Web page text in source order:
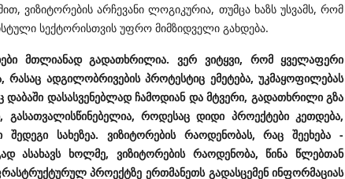
ვიზიტორების არჩევანი ლოგიკურია, თუმცა ხაზს უსვამს, რომ
სექტორისთვის უფრო მიმზიდველი გახდება.
მთლიანად გადათხრილია. ვერ ვიტყვი, რომ ყველაფერი
რასაც ადგილობრივების პროტესტიც ემეტება, უკმაყოფილებას
დასასვენებლად ჩამოდიან და მტვერი, გადათხრილი გზა
როდესაც დიდი პროექტები კეთდება,
სახეზეა. ვიზიტორების რაოდენობას, რაც შეეხება -
ასახავს ხოლმე, ვიზიტორების რაოდენობა, წინა წლებთან
პროექტზე ერთმანეთს გადასცემენ ინფორმაციას